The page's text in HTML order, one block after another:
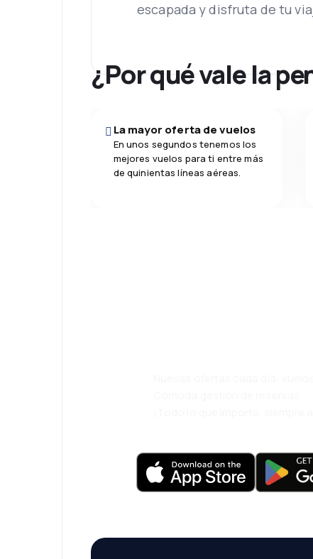
escapada y disfruta de tu
¿Por qué vale la
La mayor oferta de vuelos
En unos segundos tenemos los
mejores vuelos para ti entre más
de quinientas líneas aéreas.